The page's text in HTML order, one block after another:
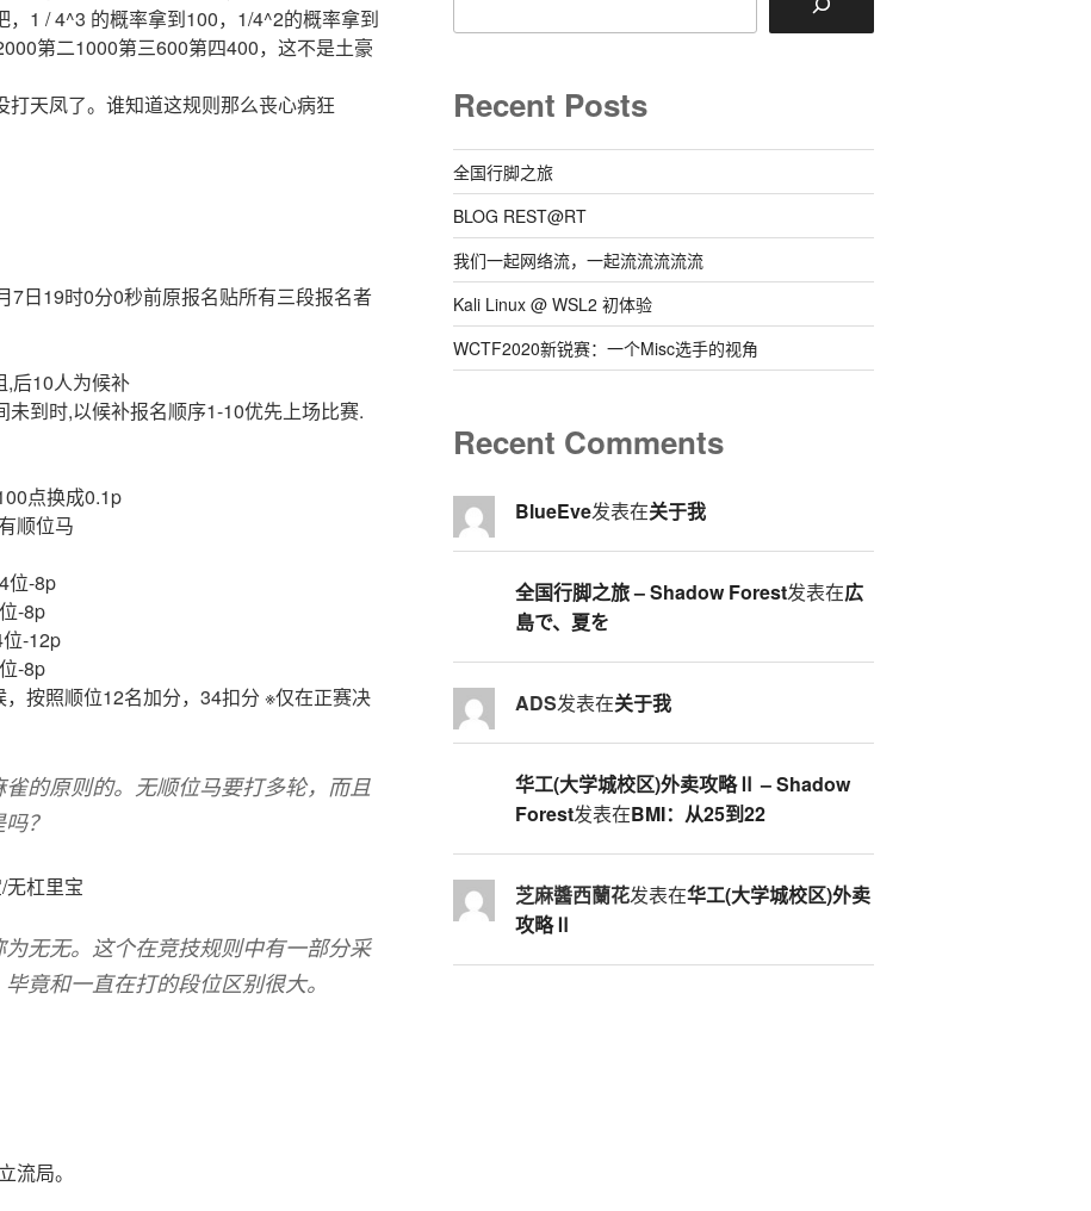
1 / 4^3 的概率拿到100，1/4^2的概率拿到
第二1000第三600第四400，这不是土豪
天凤了。谁知道这规则那么丧心病狂
7日19时0分0秒前原报名贴所有三段报名者
,后10人为候补
到时,以候补报名顺序1-10优先上场比赛.
点换成0.1p
顺位马
位-8p
-8p
-12p
-8p
按照顺位12名加分，34扣分 ※仅在正赛决
的原则的。无顺位马要打多轮，而且
？
无杠里宝
无无。这个在竞技规则中有一部分采
竟和一直在打的段位区别很大。
流局。
Recent Posts
全国行脚之旅
BLOG REST@RT
我们一起网络流，一起流流流流流
Kali Linux @ WSL2 初体验
WCTF2020新锐赛：一个Misc选手的视角
Recent Comments
BlueEve发表在关于我
全国行脚之旅 – Shadow Forest发表在広
島で、夏を
ADS发表在关于我
华工(大学城校区)外卖攻略Ⅱ – Shadow
Forest发表在BMI：从25到22
芝麻醬西蘭花发表在华工(大学城校区)外卖
攻略Ⅱ